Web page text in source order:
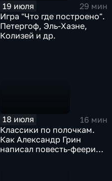
19 июля
29 мин
Игра "Что где построено".
Петергоф, Эль-Хазне,
Колизей и др.
18 июля
16 мин
Классики по полочкам.
Как Александр Грин
написал повесть-феерию